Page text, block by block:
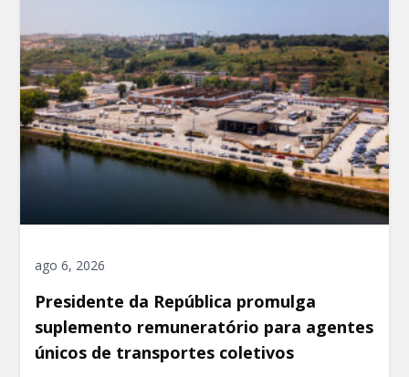
ago 6, 2026
Presidente da República promulga
suplemento remuneratório para agentes
únicos de transportes coletivos